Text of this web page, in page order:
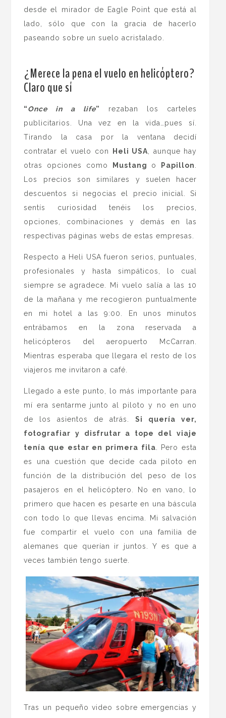
desde el mirador de Eagle Point que está al
lado, sólo que con la gracia de hacerlo
paseando sobre un suelo acristalado.
¿Merece la pena el vuelo en helicóptero?
Claro que sí
“Once in a life”
rezaban los carteles
publicitarios. Una vez en la vida…pues sí.
Tirando la casa por la ventana decidí
contratar el vuelo con
Heli USA , aunque hay
otras opciones como
Mustang o Papillon
Los precios son similares y suelen hacer
descuentos si negocias el precio inicial. Si
sentís curiosidad tenéis los precios,
opciones, combinaciones y demás en las
respectivas páginas webs de estas empresas.
Respecto a Heli USA fueron serios, puntuales,
profesionales y hasta simpáticos, lo cual
siempre se agradece. Mi vuelo salía a las 10
de la mañana y me recogieron puntualmente
en mi hotel a las 9:00. En unos minutos
entrábamos en la zona reservada a
helicópteros del aeropuerto McCarran.
Mientras esperaba que llegara el resto de los
viajeros me invitaron a café.
Llegado a este punto, lo más importante para
mí era sentarme junto al piloto y no en uno
de los asientos de atrás.Si quería ver,
fotografiar y disfrutar a tope del viaje
tenía que estar en primera fila . Pero esta
es una cuestión que decide cada piloto en
función de la distribución del peso de los
pasajeros en el helicóptero. No en vano, lo
primero que hacen es pesarte en una báscula
con todo lo que llevas encima. Mi salvación
fue compartir el vuelo con una familia de
alemanes que querían ir juntos. Y es que a
veces también tengo suerte.
Tras un pequeño video sobre emergencias y